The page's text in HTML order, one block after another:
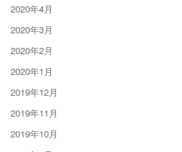
2020年4月
2020年3月
2020年2月
2020年1月
2019年12月
2019年11月
2019年10月